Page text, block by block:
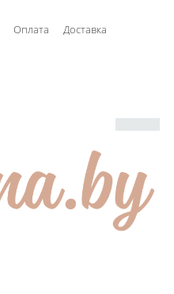
Оплата Доставка